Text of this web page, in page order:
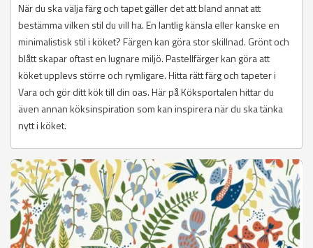
När du ska välja färg och tapet gäller det att bland annat att
bestämma vilken stil du vill ha. En lantlig känsla eller kanske en
minimalistisk stil i köket? Färgen kan göra stor skillnad. Grönt och
blått skapar oftast en lugnare miljö. Pastellfärger kan göra att
köket upplevs större och rymligare. Hitta rätt färg och tapeter i
Vara och gör ditt kök till din oas. Här på Köksportalen hittar du
även annan köksinspiration som kan inspirera när du ska tänka
nytt i köket.